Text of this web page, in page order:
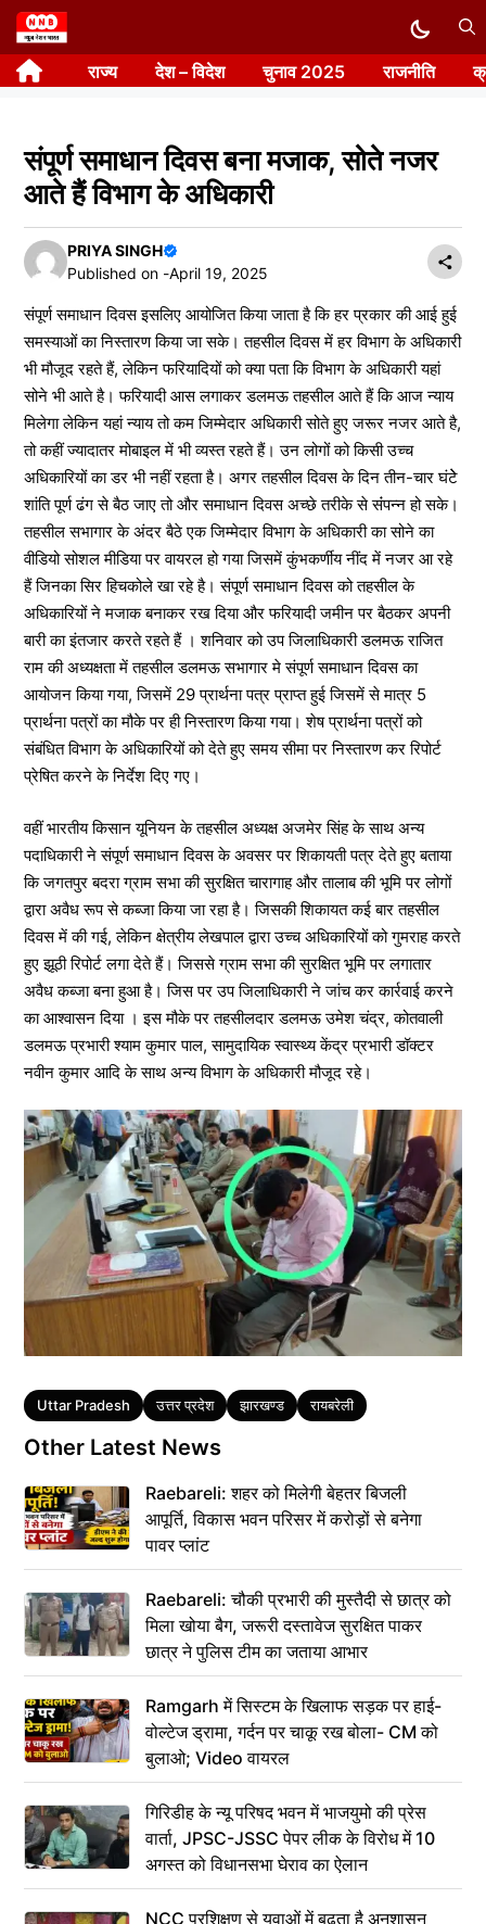
Skip
to
content राज्य देश – विदेश चुनाव 2025 राजनीति
संपूर्ण समाधान दिवस बना मजाक, सोते नजर
आते हैं विभाग के अधिकारी
PRIYA SINGH
Published on -April 19, 2025
संपूर्ण समाधान दिवस इसलिए आयोजित किया जाता है कि हर प्रकार की आई हुई
समस्याओं का निस्तारण किया जा सके। तहसील दिवस में हर विभाग के अधिकारी
भी मौजूद रहते हैं, लेकिन फरियादियों को क्या पता कि विभाग के अधिकारी यहां
सोने भी आते है। फरियादी आस लगाकर डलमऊ तहसील आते हैं कि आज न्याय
मिलेगा लेकिन यहां न्याय तो कम जिम्मेदार अधिकारी सोते हुए जरूर नजर आते है,
तो कहीं ज्यादातर मोबाइल में भी व्यस्त रहते हैं। उन लोगों को किसी उच्च
अधिकारियों का डर भी नहीं रहता है। अगर तहसील दिवस के दिन तीन-चार घंटेे
शांति पूर्ण ढंग से बैठ जाए तो और समाधान दिवस अच्छे तरीके से संंपन्न हो सके।
तहसील सभागार के अंदर बैठे एक जिम्मेदार विभाग के अधिकारी का सोने का
वीडियो सोशल मीडिया पर वायरल हो गया जिसमें कुंभकर्णीय नींद में नजर आ रहे
हैं जिनका सिर हिचकोले खा रहे है। संपूर्ण समाधान दिवस को तहसील के
अधिकारियों ने मजाक बनाकर रख दिया और फरियादी जमीन पर बैठकर अपनी
बारी का इंतजार करते रहते हैं । शनिवार को उप जिलाधिकारी डलमऊ राजित
राम की अध्यक्षता में तहसील डलमऊ सभागार मे संपूर्ण समाधान दिवस का
आयोजन किया गया, जिसमें 29 प्रार्थना पत्र प्राप्त हुई जिसमें से मात्र 5
प्रार्थना पत्रों का मौके पर ही निस्तारण किया गया। शेष प्रार्थना पत्रों को
संबंधित विभाग के अधिकारियों को देते हुए समय सीमा पर निस्तारण कर रिपोर्ट
प्रेषित करने के निर्देश दिए गए।
वहीं भारतीय किसान यूनियन के तहसील अध्यक्ष अजमेर सिंह के साथ अन्य
पदाधिकारी ने संपूर्ण समाधान दिवस के अवसर पर शिकायती पत्र देते हुए बताया
कि जगतपुर बदरा ग्राम सभा की सुरक्षित चारागाह और तालाब की भूमि पर लोगों
द्वारा अवैध रूप से कब्जा किया जा रहा है। जिसकी शिकायत कई बार तहसील
दिवस में की गई, लेकिन क्षेत्रीय लेखपाल द्वारा उच्च अधिकारियों को गुमराह करते
हुए झूठी रिपोर्ट लगा देते हैं। जिससे ग्राम सभा की सुरक्षित भूमि पर लगातार
अवैध कब्जा बना हुआ है। जिस पर उप जिलाधिकारी ने जांच कर कार्रवाई करने
का आश्वासन दिया । इस मौके पर तहसीलदार डलमऊ उमेश चंद्र, कोतवाली
डलमऊ प्रभारी श्याम कुमार पाल, सामुदायिक स्वास्थ्य केंद्र प्रभारी डॉक्टर
नवीन कुमार आदि के साथ अन्य विभाग के अधिकारी मौजूद रहे।
Tags
Uttar Pradesh उत्तर प्रदेश झारखण्ड रायबरेली
Other Latest News
Raebareli: शहर को मिलेगी बेहतर बिजली
आपूर्ति, विकास भवन परिसर में करोड़ों से बनेगा
पावर प्लांट
Raebareli: चौकी प्रभारी की मुस्तैदी से छात्र को
मिला खोया बैग, जरूरी दस्तावेज सुरक्षित पाकर
छात्र ने पुलिस टीम का जताया आभार
Ramgarh में सिस्टम के खिलाफ सड़क पर हाई-
वोल्टेज ड्रामा, गर्दन पर चाकू रख बोला- CM को
बुलाओ; Video वायरल
गिरिडीह के न्यू परिषद भवन में भाजयुमो की प्रेस
वार्ता, JPSC-JSSC पेपर लीक के विरोध में 10
अगस्त को विधानसभा घेराव का ऐलान
NCC प्रशिक्षण से युवाओं में बढ़ता है अनुशासन